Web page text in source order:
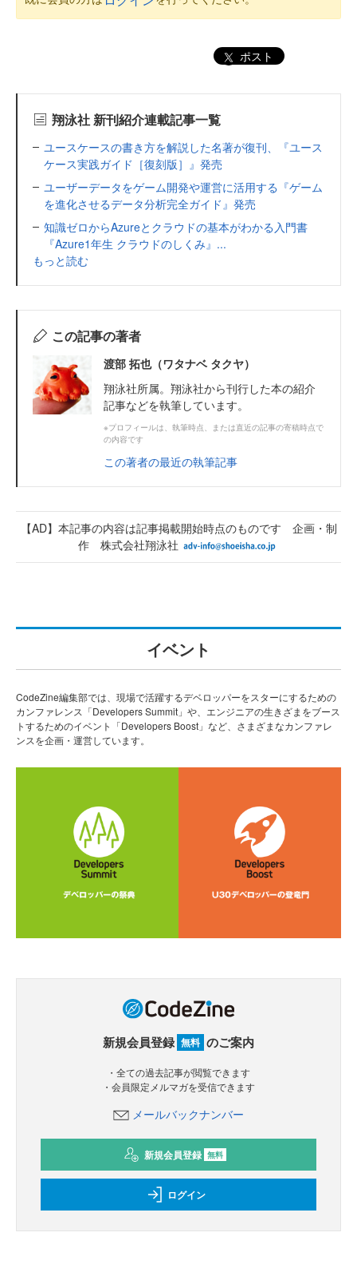
ポスト
翔泳社 新刊紹介連載記事一覧
ユースケースの書き方を解説した名著が復刊、『ユース
ケース実践ガイド［復刻版］』発売
ユーザーデータをゲーム開発や運営に活用する『ゲーム
を進化させるデータ分析完全ガイド』発売
知識ゼロからAzureとクラウドの基本がわかる入門書
『Azure1年生 クラウドのしくみ』...
もっと読む
この記事の著者
渡部 拓也（ワタナベ タクヤ）
翔泳社所属。翔泳社から刊行した本の紹介
記事などを執筆しています。
※プロフィールは、執筆時点、または直近の記事の寄稿時点で
の内容です
この著者の最近の執筆記事
【AD】本記事の内容は記事掲載開始時点のものです 企画・制
作 株式会社翔泳社
イベント
CodeZine編集部では、現場で活躍するデベロッパーをスターにするための
カンファレンス「Developers Summit」や、エンジニアの生きざまをブース
トするためのイベント「Developers Boost」など、さまざまなカンファレ
ンスを企画・運営しています。
新規会員登録 無料 のご案内
・全ての過去記事が閲覧できます
・会員限定メルマガを受信できます
メールバックナンバー
新規会員登録 無料
ログイン